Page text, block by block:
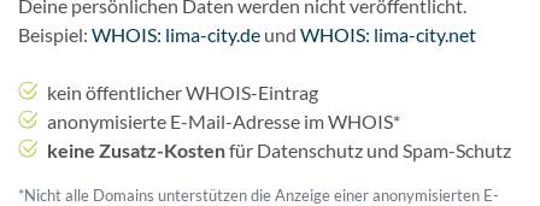
Deine persönlichen Daten werden nicht veröffentlicht.
Beispiel: WHOIS: lima-city.de und WHOIS: lima-city.net
kein öffentlicher WHOIS-Eintrag
anonymisierte E-Mail-Adresse im WHOIS*
keine Zusatz-Kostenfür Datenschutz und Spam-Schutz
*Nicht alle Domains unterstützen die Anzeige einer anonymisierten E-